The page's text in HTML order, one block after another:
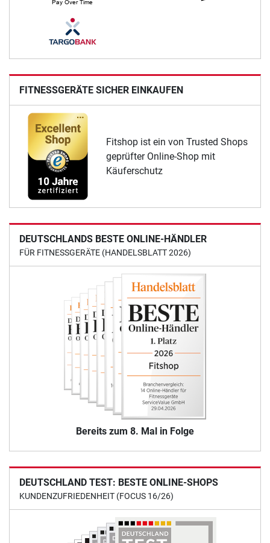
FITNESSGERÄTE SICHER EINKAUFEN
Fitshop ist ein von Trusted Shops
geprüfter Online-Shop mit
Käuferschutz
DEUTSCHLANDS BESTE ONLINE-HÄNDLER
FÜR FITNESSGERÄTE (HANDELSBLATT 2026)
Bereits zum 8. Mal in Folge
DEUTSCHLAND TEST: BESTE ONLINE-SHOPS
KUNDENZUFRIEDENHEIT (FOCUS 16/26)